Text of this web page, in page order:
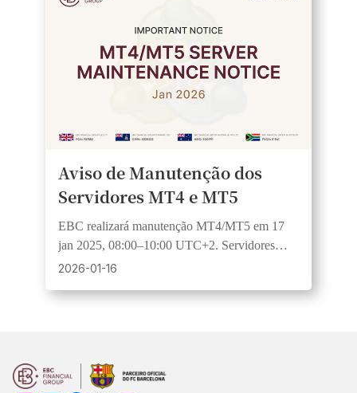
Aviso de Manutenção dos
Servidores MT4 e MT5
EBC realizará manutenção MT4/MT5 em 17
jan 2025, 08:00–10:00 UTC+2. Servidores
reais/demo pausam e BTCUSD fica
2026-01-16